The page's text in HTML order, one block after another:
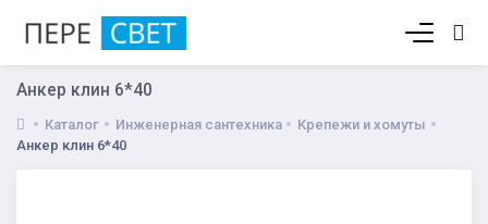
Анкер клин 6*40
Каталог Инженерная сантехника
Крепежи и хомуты
Анкер клин 6*40